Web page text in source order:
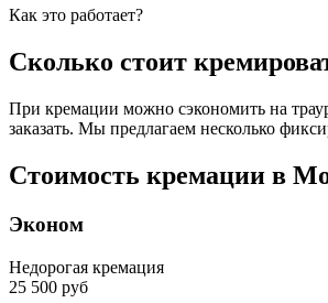
Как это работает?
Сколько стоит
При кремации можно сэкономить на
заказать. Мы предлагаем несколько
Стоимость кремации в
Эконом
Недорогая кремация
25 500 руб